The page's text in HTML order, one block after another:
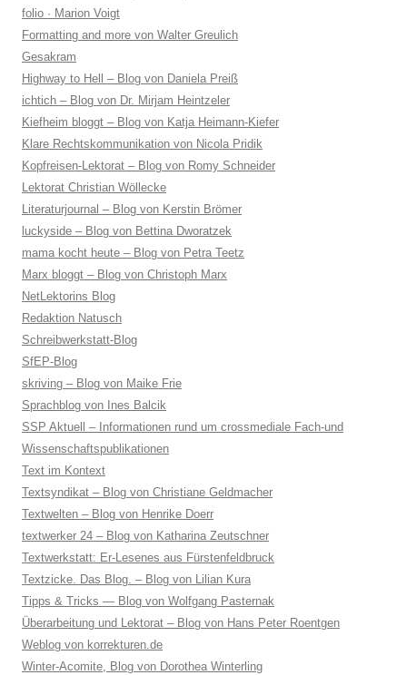
folio · Marion Voigt
Formatting and more von Walter Greulich
Gesakram
Highway to Hell – Blog von Daniela Preiß
ichtich – Blog von Dr. Mirjam Heintzeler
Kiefheim bloggt – Blog von Katja Heimann-Kiefer
Klare Rechtskommunikation von Nicola Pridik
Kopfreisen-Lektorat – Blog von Romy Schneider
Lektorat Christian Wöllecke
Literaturjournal – Blog von Kerstin Brömer
luckyside – Blog von Bettina Dworatzek
mama kocht heute – Blog von Petra Teetz
Marx bloggt – Blog von Christoph Marx
NetLektorins Blog
Redaktion Natusch
Schreibwerkstatt-Blog
SfEP-Blog
skriving – Blog von Maike Frie
Sprachblog von Ines Balcik
SSP Aktuell – Informationen rund um crossmediale Fach-und
Wissenschaftspublikationen
Text im Kontext
Textsyndikat – Blog von Christiane Geldmacher
Textwelten – Blog von Henrike Doerr
textwerker 24 – Blog von Katharina Zeutschner
Textwerkstatt: Er-Lesenes aus Fürstenfeldbruck
Textzicke. Das Blog. – Blog von Lilian Kura
Tipps & Tricks — Blog von Wolfgang Pasternak
Überarbeitung und Lektorat – Blog von Hans Peter Roentgen
Weblog von korrekturen.de
Winter-Acomite, Blog von Dorothea Winterling